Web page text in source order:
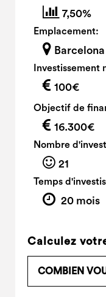
7,50%
Emplacement:
Barcelona
Investissement
100€
Objectif de
16.300€
Nombre
21
Temps
20 mois
Calculez